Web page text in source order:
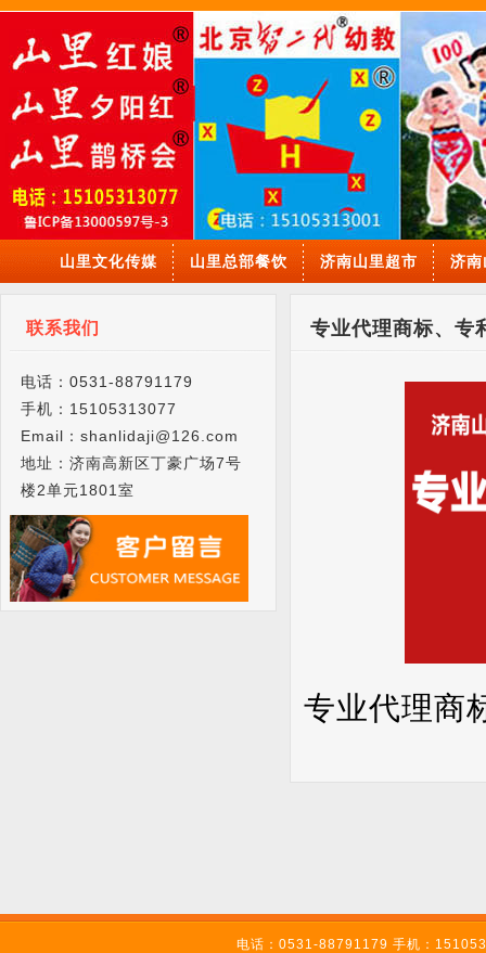
山里文化传媒 山里总部餐饮 济南山里超市 济南
联系我们
电话：0531-88791179
手机：15105313077
Email：shanlidaji@126.com
地址：济南高新区丁豪广场7号
楼2单元1801室
专业代理商标、
专业代理商
电话：0531-88791179 手机：